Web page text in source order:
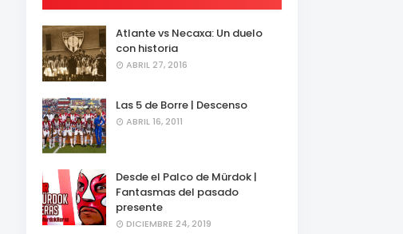
Atlante vs Necaxa: Un duelo
con historia
ABRIL 27, 2016
Las 5 de Borre | Descenso
ABRIL 16, 2011
Desde el Palco de Mürdok |
Fantasmas del pasado
presente
DICIEMBRE 24, 2019